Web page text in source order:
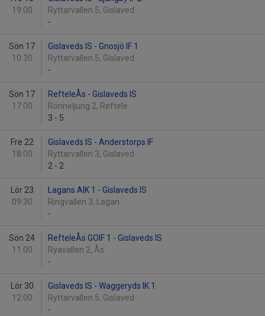
19:00
Ryttarvallen 5, Gislaved
-
Sön 17
10:30
Gislaveds IS - Gnosjö IF 1
Ryttarvallen 5, Gislaved
-
Sön 17
17:00
RefteleÅs - Gislaveds IS
Rönneljung 2, Reftele
3 - 5
Fre 22
18:00
Gislaveds IS - Anderstorps IF
Ryttarvallen 3, Gislaved
2 - 2
Lör 23
09:30
Lagans AIK 1 - Gislaveds IS
Ringvallen 3, Lagan
-
Sön 24
11:00
RefteleÅs GOIF 1 - Gislaveds IS
Ryavallen 2, Ås
-
Lör 30
12:00
Gislaveds IS - Waggeryds IK 1
Ryttarvallen 5, Gislaved
-